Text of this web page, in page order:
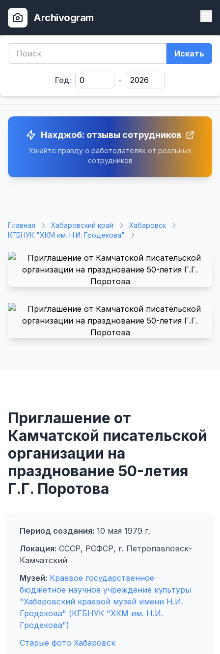
Archivogram
Искать
Год: -
Нахджоб: отзывы сотрудников
Узнайте правду о работодателях от реальных
сотрудников
Главная Хабаровский край
Хабаровск
КГБНУК "ХКМ им. Н.И. Гродекова"
Приглашение от
Камчатской писательской
организации на
празднование 50-летия
Г.Г. Поротова
Период создания: 10 мая 1979 г.
Локация: СССР, РСФСР, г. Петропавловск-
Камчатский
Музей: Краевое государственное
бюджетное научное учреждение культуры
"Хабаровский краевой музей имени Н.И.
Гродекова" (КГБНУК "ХКМ им. Н.И.
Гродекова")
Старые фото Хабаровск